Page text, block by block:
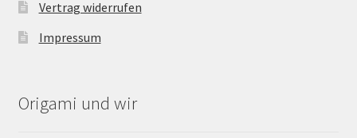
Vertrag widerrufen
Impressum
Origami und wir